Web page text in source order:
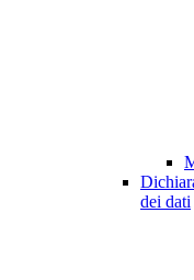
dei dati